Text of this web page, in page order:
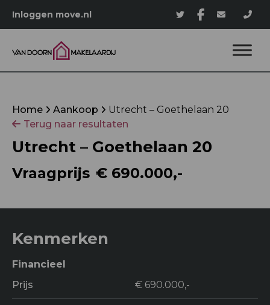
Inloggen move.nl
Home Aankoop
Utrecht – Goethelaan 20
Terug naar resultaten
Utrecht – Goethelaan 20
Vraagprijs € 690.000,-
Kenmerken
Financieel
Prijs
€ 690.000,-